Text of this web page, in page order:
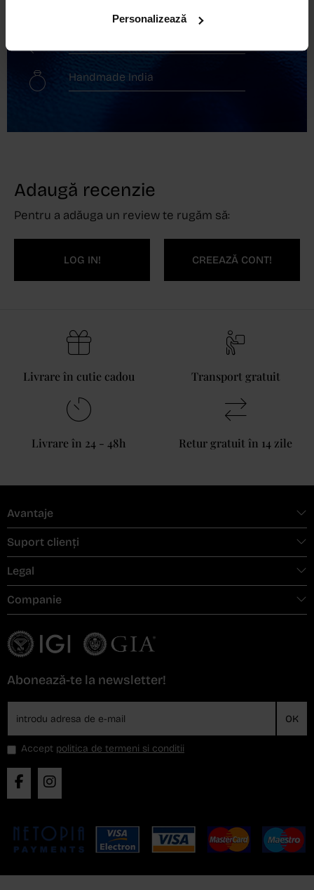
Personalizează
Handmade India
Adaugă recenzie
Pentru a adăuga un review te rugăm să:
LOG IN! CREEAZĂ CONT!
Livrare în cutie cadou Transport gratuit
Livrare în 24 - 48h Retur gratuit în 14 zile
Avantaje
Suport clienți
Legal
Companie
Abonează-te la newsletter!
OK
Accept politica de termeni si conditii